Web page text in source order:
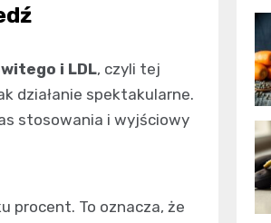
i LDL, czyli tej
działanie spektakularne.
stosowania i wyjściowy
procent. To oznacza, że